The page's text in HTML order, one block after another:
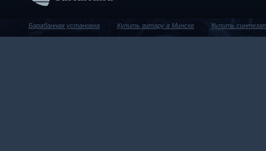
Барабанная установка Купить гитару в Минске Купить